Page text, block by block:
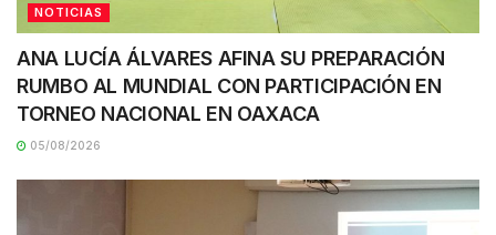
NOTICIAS
ANA LUCÍA ÁLVARES AFINA SU PREPARACIÓN
RUMBO AL MUNDIAL CON PARTICIPACIÓN EN
TORNEO NACIONAL EN OAXACA
05/08/2026